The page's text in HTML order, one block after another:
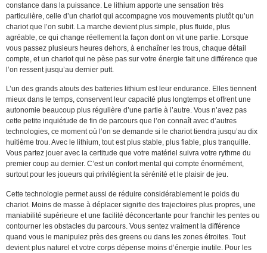
constance dans la puissance. Le lithium apporte une sensation très
particulière, celle d’un chariot qui accompagne vos mouvements plutôt qu’un
chariot que l’on subit. La marche devient plus simple, plus fluide, plus
agréable, ce qui change réellement la façon dont on vit une partie. Lorsque
vous passez plusieurs heures dehors, à enchaîner les trous, chaque détail
compte, et un chariot qui ne pèse pas sur votre énergie fait une différence que
l’on ressent jusqu’au dernier putt.
L’un des grands atouts des batteries lithium est leur endurance. Elles tiennent
mieux dans le temps, conservent leur capacité plus longtemps et offrent une
autonomie beaucoup plus régulière d’une partie à l’autre. Vous n’avez pas
cette petite inquiétude de fin de parcours que l’on connaît avec d’autres
technologies, ce moment où l’on se demande si le chariot tiendra jusqu’au dix
huitième trou. Avec le lithium, tout est plus stable, plus fiable, plus tranquille.
Vous partez jouer avec la certitude que votre matériel suivra votre rythme du
premier coup au dernier. C’est un confort mental qui compte énormément,
surtout pour les joueurs qui privilégient la sérénité et le plaisir de jeu.
Cette technologie permet aussi de réduire considérablement le poids du
chariot. Moins de masse à déplacer signifie des trajectoires plus propres, une
maniabilité supérieure et une facilité déconcertante pour franchir les pentes ou
contourner les obstacles du parcours. Vous sentez vraiment la différence
quand vous le manipulez près des greens ou dans les zones étroites. Tout
devient plus naturel et votre corps dépense moins d’énergie inutile. Pour les